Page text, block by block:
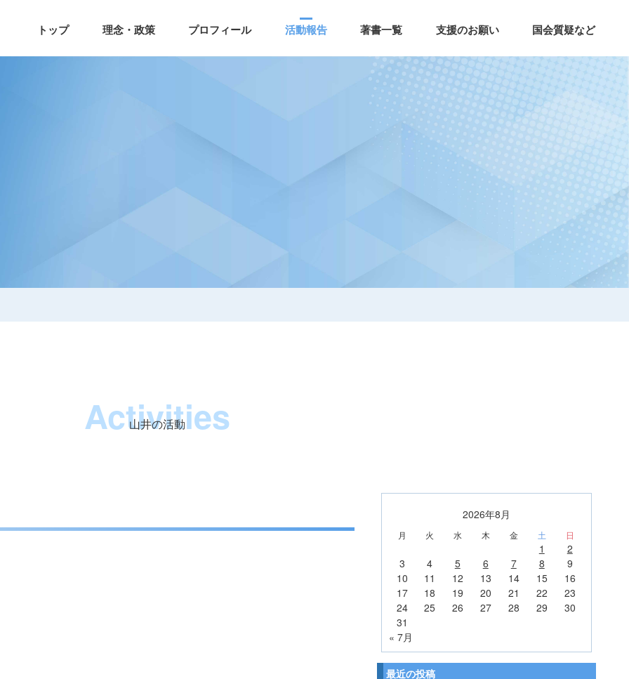
トップ 理念・政策 プロフィール 活動報告 著書一覧 支援のお願い 国会質疑など
Activities
山井の活動
2026年8月
月 火 水 木 金 土 日
1
2
3
4 5 6 7 8
9
10
11 12 13 14 15
16
17
18 19 20 21 22
23
24
25 26 27 28 29
30
31
« 7月
最近の投稿